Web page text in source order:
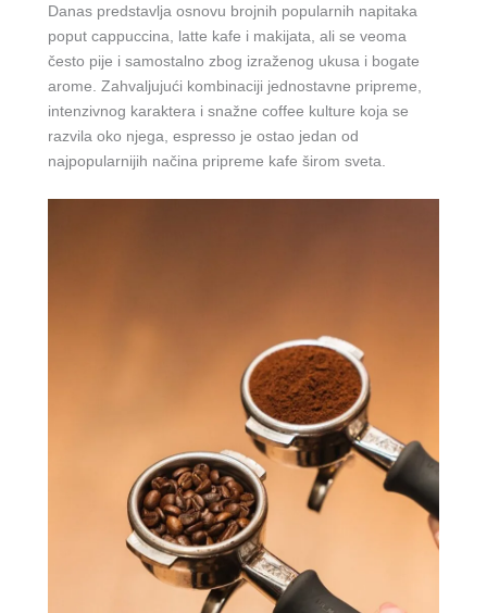
Danas predstavlja osnovu brojnih popularnih napitaka
poput cappuccina, latte kafe i makijata, ali se veoma
često pije i samostalno zbog izraženog ukusa i bogate
arome. Zahvaljujući kombinaciji jednostavne pripreme,
intenzivnog karaktera i snažne coffee kulture koja se
razvila oko njega, espresso je ostao jedan od
najpopularnijih načina pripreme kafe širom sveta.